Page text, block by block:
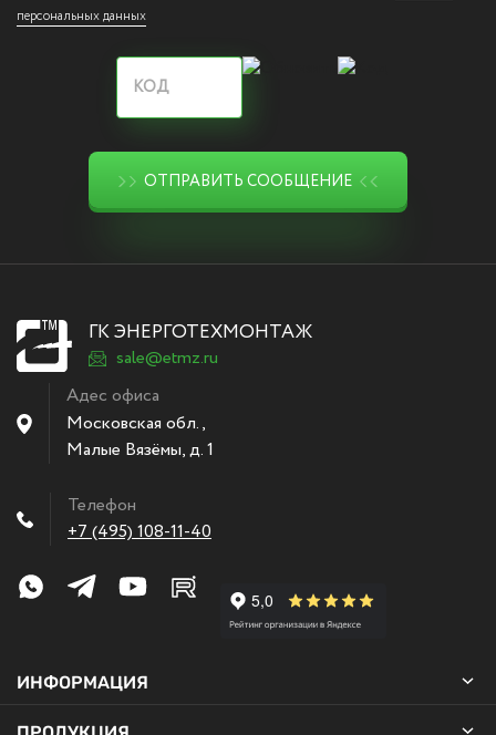
персональных данных
ОТПРАВИТЬ СООБЩЕНИЕ
ГК ЭНЕРГОТЕХМОНТАЖ
sale@etmz.ru
Адес офиса
Московская обл.,
Малые Вязёмы,д. 1
Телефон
+7 (495) 108-11-40
ИНФОРМАЦИЯ